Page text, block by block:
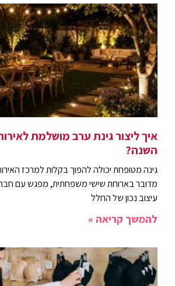
איך ליצור גינת ערב מושלמת
השנה?
גינה מטופחת יכולה להפוך בקלות למרכז
מדובר בארוחת שישי משפחתית, מפגש עם
עיצוב נכון של החלל
להמשך קריאה »